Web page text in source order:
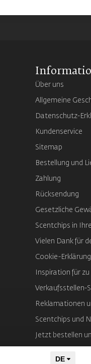
Über uns
Allgemeine
Datenschutz-
Kundenservice
Sitemap
Bestellung und
Zahlung
Rücksendung
Gesetzliche
Scentchips in
Vielen Dank für
Cookie-Erklärung
Inspiration für
Verkaufsstellen-
Reklamationen
Scentchips und
Jetzt bestellen